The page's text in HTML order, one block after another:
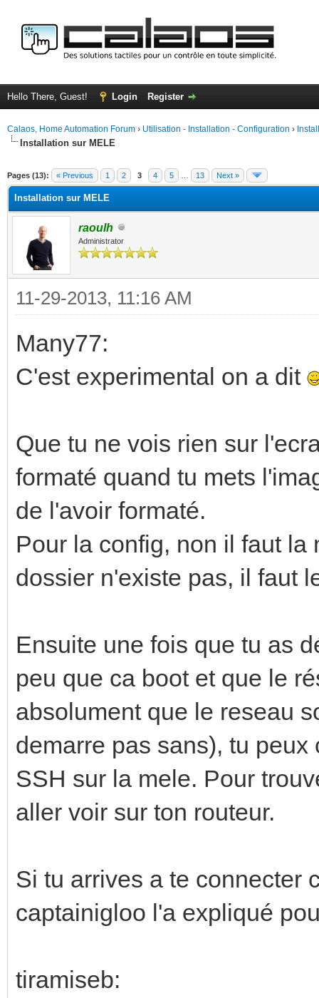
Hello There, Guest! Login Register
Calaos, Home Automation Forum › Utilisation - Installation - Configuration ›
Installation sur MELE
Pages (13): « Previous 1 2 3 4 5 13 Next »
Installation sur MELE
raoulh
Administrator
11-29-2013, 11:16 AM
Many77:
C'est experimental on a dit
Que tu ne vois rien sur
formaté quand tu mets
de l'avoir formaté.
Pour la config, non il faut la
dossier n'existe pas, il faut
Ensuite une fois que tu as
peu que ca boot et que le
absolument que le reseau
demarre pas sans), tu
SSH sur la mele. Pour
aller voir sur ton routeur.
Si tu arrives a te connecter
captainigloo l'a expliqué
tiramiseb: